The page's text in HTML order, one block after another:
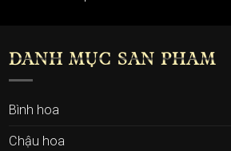
DANH MỤC SẢN PHẨM
Bình hoa
Chậu hoa